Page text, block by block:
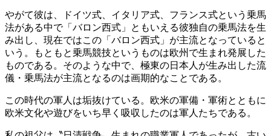
やがて彼は、ドイツ式、イタリア式、フランス式という乗馬
法がある中で「バロン西式」ともいえる彼独自の乗馬法を生
み出し、現在ではこの「バロン西式」が主流となっていると
いう。もともと乗馬競技というものは欧州で生まれ発展した
ものである。そのような中で、極東の日本人が生み出した流
儀・乗馬法が主流となるのは画期的なことである。
この時代の軍人は垢抜けている。欧米の軍備・軍術とともに
欧米文化や遊びをいち早く吸収したのは軍人たちである。